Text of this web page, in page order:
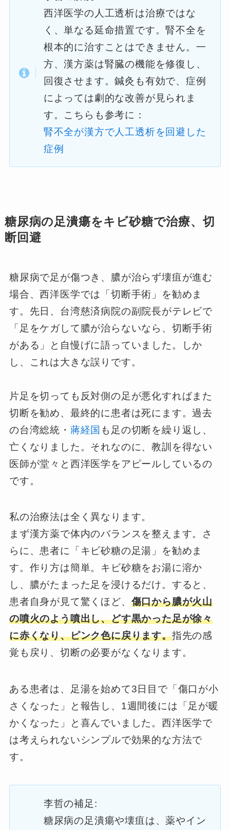
西洋医学の人工透析は治療ではな
く、単なる延命措置です。腎不全を
根本的に治すことはできません。一
方、漢方薬は腎臓の機能を修復し、
回復させます。鍼灸も有効で、症例
によっては劇的な改善が見られま
す。こちらも参考に：
腎不全が漢方で人工透析を回避した
症例
糖尿病の足潰瘍をキビ砂糖で治療、切
断回避
糖尿病で足が傷つき、膿が治らず壊疽が進む
場合、西洋医学では「切断手術」を勧めま
す。先日、台湾慈済病院の副院長がテレビで
「足をケガして膿が治らないなら、切断手術
がある」と自慢げに語っていました。しか
し、これは大きな誤りです。
片足を切っても反対側の足が悪化すればまた
切断を勧め、最終的に患者は死にます。過去
の台湾総統・ 蔣経国 も足の切断を繰り返し、
亡くなりました。それなのに、教訓を得ない
医師が堂々と西洋医学をアピールしているの
です。
私の治療法は全く異なります。
まず漢方薬で体内のバランスを整えます。さ
らに、患者に「キビ砂糖の足湯」を勧めま
す。作り方は簡単。キビ砂糖をお湯に溶か
し、膿がたまった足を浸けるだけ。すると、
患者自身が見て驚くほど、 傷口から膿が火山
の噴火のよう噴出し、どす黒かった足が徐々
に赤くなり、ピンク色に戻ります。指先の感
覚も戻り、切断の必要がなくなります。
ある患者は、足湯を始めて3日目で「傷口が小
さくなった」と報告し、1週間後には「足が暖
かくなった」と喜んでいました。西洋医学で
は考えられないシンプルで効果的な方法で
す。
李哲の補足:
糖尿病の足潰瘍や壊疽は、薬やイン